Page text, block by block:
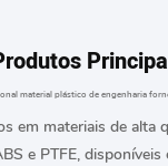
material plástico de engenharia
em materiais de alta
e PTFE,